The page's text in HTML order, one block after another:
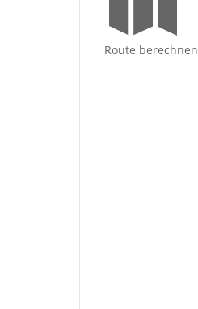
Route berechnen